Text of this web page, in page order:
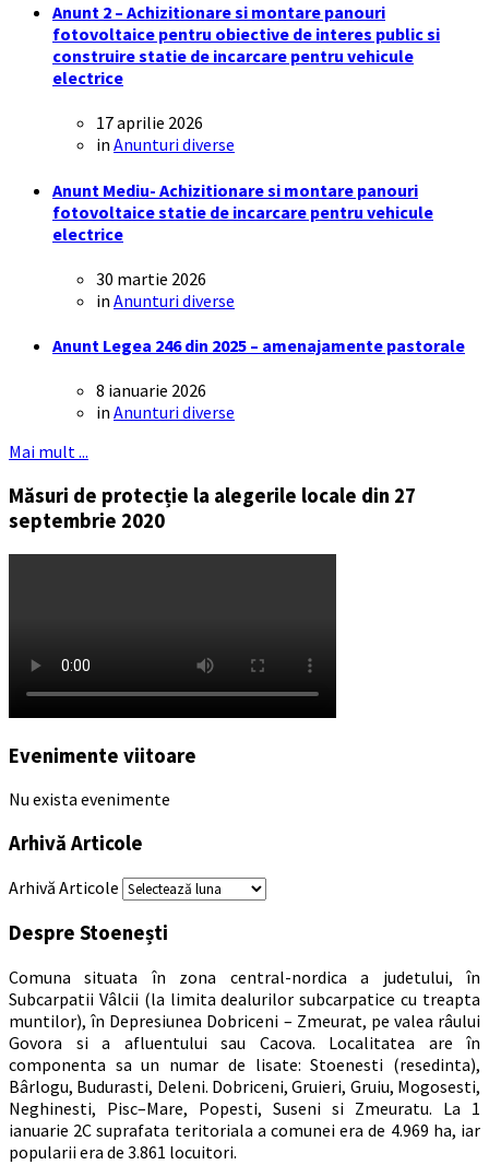
Anunt 2 – Achizitionare si montare panouri
fotovoltaice pentru obiective de interes public si
construire statie de incarcare pentru vehicule
electrice
17 aprilie 2026
in Anunturi diverse
Anunt Mediu- Achizitionare si montare panouri
fotovoltaice statie de incarcare pentru vehicule
electrice
30 martie 2026
in Anunturi diverse
Anunt Legea 246 din 2025 – amenajamente pastorale
8 ianuarie 2026
in Anunturi diverse
Mai mult ...
Măsuri de protecție la alegerile locale din 27
septembrie 2020
Evenimente viitoare
Nu exista evenimente
Arhivă Articole
Arhivă Articole
Despre Stoenești
Comuna situata în zona central-nordica a judetului, în
Subcarpatii Vâlcii (la limita dealurilor subcarpatice cu treapta
muntilor), în Depresiunea Dobriceni – Zmeurat, pe valea râului
Govora si a afluentului sau Cacova. Localitatea are în
componenta sa un numar de lisate: Stoenesti (resedinta),
Bârlogu, Budurasti, Deleni. Dobriceni, Gruieri, Gruiu, Mogosesti,
Neghinesti, Pisc–Mare, Popesti, Suseni si Zmeuratu. La 1
ianuarie 2C suprafata teritoriala a comunei era de 4.969 ha, iar
popularii era de 3.861 locuitori.